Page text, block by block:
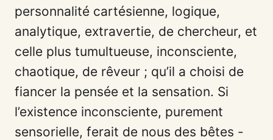
personnalité cartésienne, logique,
analytique, extravertie, de chercheur, et
celle plus tumultueuse, inconsciente,
chaotique, de rêveur ; qu’il a choisi de
fiancer la pensée et la sensation. Si
l’existence inconsciente, purement
sensorielle, ferait de nous des bêtes -